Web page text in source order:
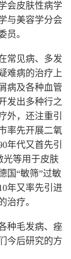
会皮肤性病学
与美容学分会
员。
见病、多发
难病的治疗上
病及各种血管
发出多种行之
外，还注重引
率先开展二氧
年代又首先引
光等用于皮肤
国“敏筛”过敏
年又率先引进
治疗。
种毛发病、痤
今后研究的方